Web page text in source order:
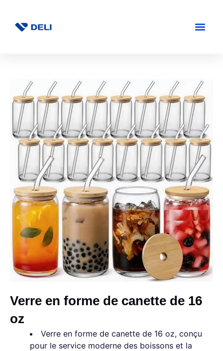
Verre en forme de canette de 16
oz
Verre en forme de canette de 16 oz, conçu
pour le service moderne des boissons et la